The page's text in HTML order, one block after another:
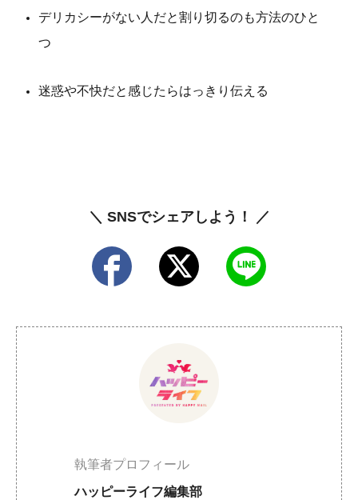
デリカシーがない人だと割り切るのも方法のひと
つ
迷惑や不快だと感じたらはっきり伝える
＼ SNSでシェアしよう！ ／
執筆者プロフィール
ハッピーライフ編集部